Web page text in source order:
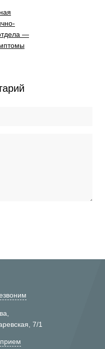
—
7/1